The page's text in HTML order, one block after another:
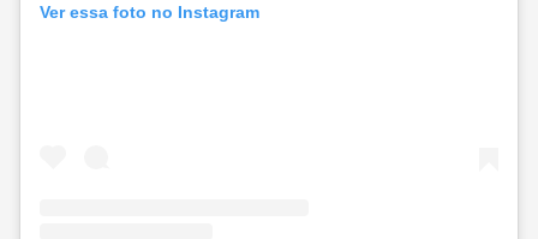
Ver essa foto no Instagram